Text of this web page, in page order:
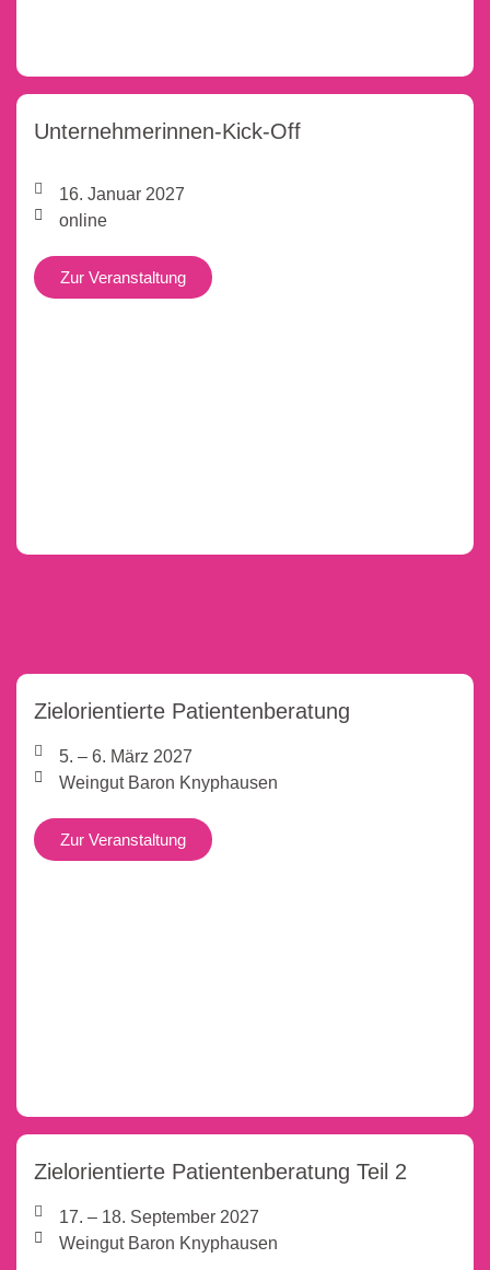
Unternehmerinnen-Kick-Off
16. Januar 2027
online
Zur Veranstaltung
Zielorientierte Patientenberatung
5. – 6. März 2027
Weingut Baron Knyphausen
Zur Veranstaltung
Zielorientierte Patientenberatung Teil 2
17. – 18. September 2027
Weingut Baron Knyphausen